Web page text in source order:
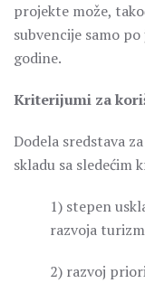
projekte može,
subvencije samo
godine.
Kriterijumi za
Dodela sredstava
skladu sa sledećim
1) stepen
razvoja
2) razvoj